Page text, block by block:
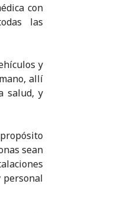
con
las
y
allí
salud, y
sean
personal